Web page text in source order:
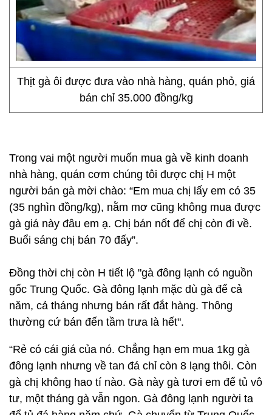
Thịt gà ôi được đưa vào nhà hàng, quán phỏ, giá
bán chỉ 35.000 đồng/kg
Trong vai một người muốn mua gà về kinh doanh
nhà hàng, quán cơm chúng tôi được chị H một
người bán gà mời chào: “Em mua chị lấy em có 35
(35 nghìn đồng/kg), nằm mơ cũng không mua được
gà giá này đâu em ạ. Chị bán nốt để chị còn đi về.
Buổi sáng chị bán 70 đấy”.
Đồng thời chị còn H tiết lộ "gà đông lạnh có nguồn
gốc Trung Quốc. Gà đông lạnh mặc dù gà để cả
năm, cả tháng nhưng bán rất đắt hàng. Thông
thường cứ bán đến tầm trưa là hết".
“Rẻ có cái giá của nó. Chẳng hạn em mua 1kg gà
đông lạnh nhưng về tan đá chỉ còn 8 lạng thôi. Còn
gà chị không hao tí nào. Gà này gà tươi em để tủ vô
tư, một tháng gà vẫn ngon. Gà đông lạnh người ta